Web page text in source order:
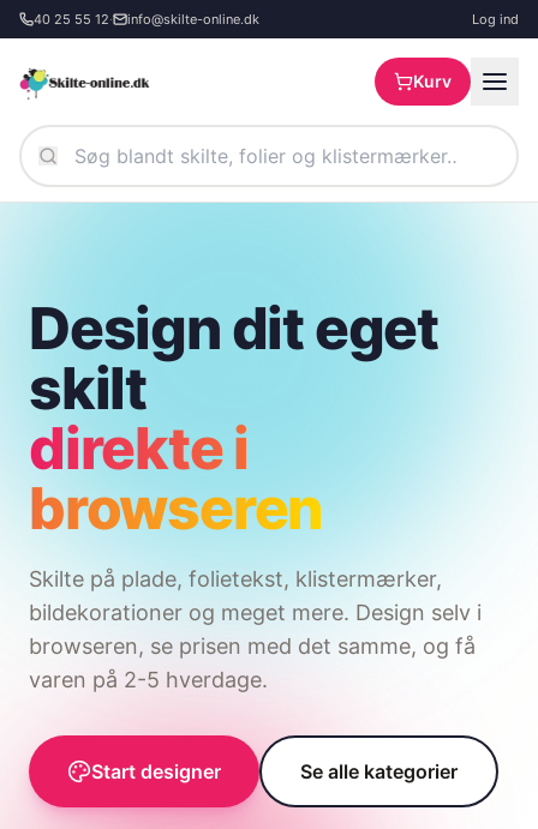
Spring til hovedindhold
40 25 55 12· info@skilte-online.dk Log ind
Kurv
Design dit eget
skilt
direkte i
browseren
Skilte på plade, folietekst, klistermærker,
bildekorationer og meget mere. Design selv i
browseren, se prisen med det samme, og få
varen på 2-5 hverdage.
Start designer Se alle kategorier
Bildekoration der passer
Vælg din bilmodel, placér firmanavn og logo
direkte på skitsen, og se hvordan det ender
før du bestiller.